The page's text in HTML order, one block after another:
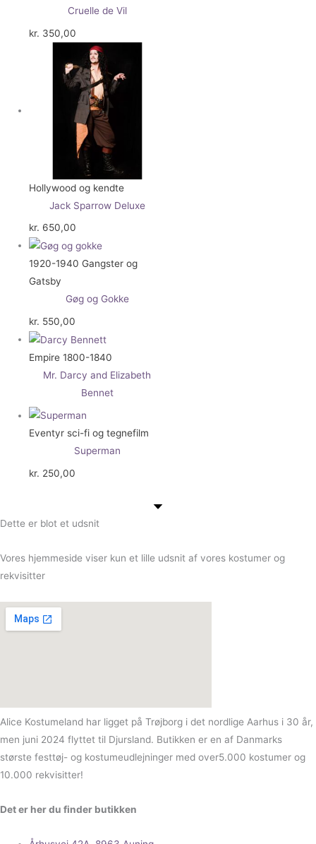
Cruelle de Vil
kr. 350,00
Hollywood og kendte
Jack Sparrow Deluxe
kr. 650,00
1920-1940 Gangster og
Gatsby
Gøg og Gokke
kr. 550,00
Empire 1800-1840
Mr. Darcy and Elizabeth
Bennet
Eventyr sci-fi og tegnefilm
Superman
kr. 250,00
Dette er blot et udsnit
Vores hjemmeside viser kun et lille udsnit af vores kostumer og
rekvisitter
Alice Kostumeland har ligget på Trøjborg i det nordlige Aarhus i 30 år,
men juni 2024 flyttet til Djursland. Butikken er en af Danmarks
største festtøj- og kostumeudlejninger med over5.000 kostumer og
10.000 rekvisitter!
Det er her du finder butikken